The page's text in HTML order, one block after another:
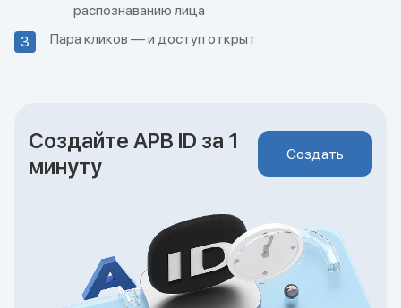
распознаванию лица
3
Пара кликов — и доступ открыт
Создайте APB ID за 1
минуту
Создать